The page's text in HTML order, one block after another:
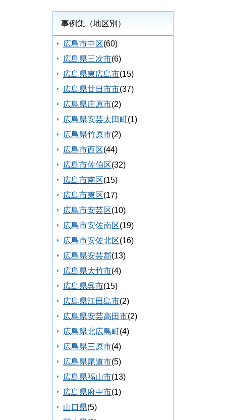
事例集（地区別）
広島市中区(60)
広島県三次市(6)
広島県東広島市(15)
広島県廿日市市(37)
広島県庄原市(2)
広島県安芸太田町(1)
広島県竹原市(2)
広島市西区(44)
広島市佐伯区(32)
広島市南区(15)
広島市東区(17)
広島市安芸区(10)
広島市安佐南区(19)
広島市安佐北区(16)
広島県安芸郡(13)
広島県大竹市(4)
広島県呉市(15)
広島県江田島市(2)
広島県安芸高田市(2)
広島県北広島町(4)
広島県三原市(4)
広島県尾道市(5)
広島県福山市(13)
広島県府中市(1)
山口県(5)